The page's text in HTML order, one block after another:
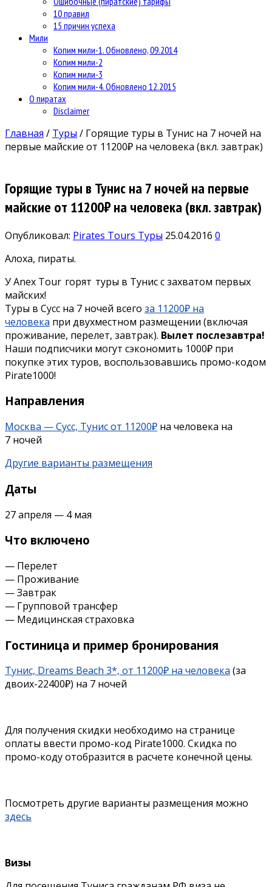
10 правил
15 причин успеха
Мили
Копим мили-1. Обновлено, 09.2014
Копим мили-2
Копим мили-3
Копим мили-4. Обновлено 12.2015
О пиратах
Disclaimer
Главная / Туры / Горящие туры в Тунис на 7 ночей на
первые майские от 11200₽ на человека (вкл. завтрак)
Горящие туры в Тунис на 7 ночей на первые
майские от 11200₽ на человека (вкл. завтрак)
Опубликовал: Pirates Tours Туры 25.04.2016 0
Алоха, пираты.
У Anex Tour горят туры в Тунис с захватом первых
майских!
Туры в Сусс на 7 ночей всего за 11200₽ на
человека при двухместном размещении (включая
проживание, перелет, завтрак). Вылет послезавтра!
Наши подписчики могут сэкономить 1000₽ при
покупке этих туров, воспользовавшись промо-кодом
Pirate1000!
Направления
Москва — Сусс, Тунис от 11200₽ на человека на
7 ночей
Другие варианты размещения
Даты
27 апреля — 4 мая
Что включено
— Перелет
— Проживание
— Завтрак
— Групповой трансфер
— Медицинская страховка
Гостиница и пример бронирования
Тунис, Dreams Beach 3*, от 11200₽ на человека (за
двоих-22400₽) на 7 ночей
Для получения скидки необходимо на странице
оплаты ввести промо-код Pirate1000. Скидка по
промо-коду отобразится в расчете конечной цены.
Посмотреть другие варианты размещения можно
здесь
Визы